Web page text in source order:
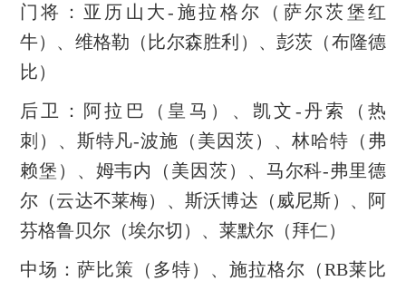
门将：亚历山大-施拉格尔（萨尔茨堡红
牛）、维格勒（比尔森胜利）、彭茨（布隆德
比）
后卫：阿拉巴（皇马）、凯文-丹索（热
刺）、斯特凡-波施（美因茨）、林哈特（弗
赖堡）、姆韦内（美因茨）、马尔科-弗里德
尔（云达不莱梅）、斯沃博达（威尼斯）、阿
芬格鲁贝尔（埃尔切）、莱默尔（拜仁）
中场：萨比策（多特）、施拉格尔（RB莱比